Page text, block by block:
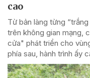
cao
Từ bản làng từng
trên không gian mạng,
cửa" phát triển cho
phía sau, hành trình ấy